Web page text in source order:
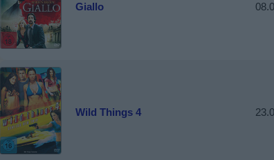
Giallo
Wild Things 4